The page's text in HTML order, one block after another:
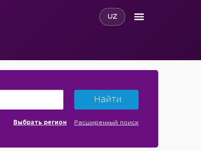
UZ
Найти
Выбрать регион Расширенный поиск